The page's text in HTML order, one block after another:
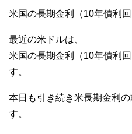
米国の長期金利（10年債利
最近の米ドルは、
米国の長期金利（10年債利
す。
本日も引き続き米長期金利
す。